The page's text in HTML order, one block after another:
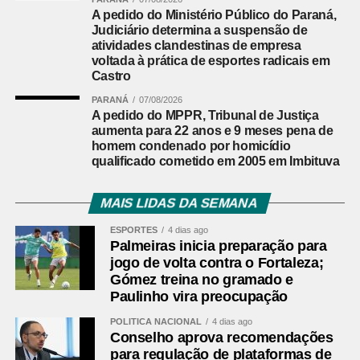
Acesso à Atividade Física pelo SUS para prevenir e
controlar o câncer.
Ainda na quarta, às 10h, a Comissão de Ciência e
Tecnologia (CCT) analisa pauta com 56 itens. Entre eles,
estão projetos de decreto legislativo que tratam de
concessão e renovação de outorga para emissoras de
rádio. Também pode ser votado o PL 3.844/2025
inclui a cidadania digital entre os eixos da Política
as ações previstas, o estímulo à educação midiática no
consumo tecnológico e a ampliação de parcerias entre o
governo e empresas privadas na área digital.
Audiências públicas
Nas comissões, além das reuniões deliberativas, estão
marcadas as seguintes audiências públicas para a
A pedido do Ministério Público do Paraná,
Judiciário determina a suspensão de
atividades clandestinas de empresa
voltada à prática de esportes radicais em
Castro
PARANÁ 07/08/2026
A pedido do MPPR, Tribunal de Justiça
aumenta para 22 anos e 9 meses pena de
homem condenado por homicídio
qualificado cometido em 2005 em Imbituva
MAIS LIDAS DA SEMANA
ESPORTES 4 dias ago
Palmeiras inicia preparação para
jogo de volta contra o Fortaleza;
Gómez treina no gramado e
Paulinho vira preocupação
POLÍTICA NACIONAL 4 dias ago
Conselho aprova recomendações
para regulação de plataformas de